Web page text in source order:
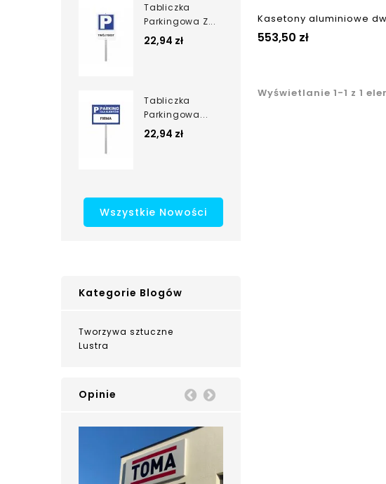
Tabliczka
Parkingowa Z...
22,94 zł
Tabliczka
Parkingowa...
22,94 zł
Wszystkie Nowości
Kategorie Blogów
Tworzywa sztuczne
Lustra
Opinie Prev
Kasetony aluminiowe
553,50 zł
Wyświetlanie 1-1 z 1